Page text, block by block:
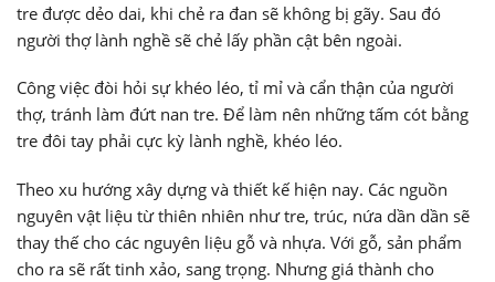
tre được dẻo dai, khi chẻ ra đan sẽ không bị gãy. Sau đó
người thợ lành nghề sẽ chẻ lấy phần cật bên ngoài.
Công việc đòi hỏi sự khéo léo, tỉ mỉ và cẩn thận của người
thợ, tránh làm đứt nan tre. Để làm nên những tấm cót bằng
tre đôi tay phải cực kỳ lành nghề, khéo léo.
Theo xu hướng xây dựng và thiết kế hiện nay. Các nguồn
nguyên vật liệu từ thiên nhiên như tre, trúc, nứa dần dần sẽ
thay thế cho các nguyên liệu gỗ và nhựa. Với gỗ, sản phẩm
cho ra sẽ rất tinh xảo, sang trọng. Nhưng giá thành cho